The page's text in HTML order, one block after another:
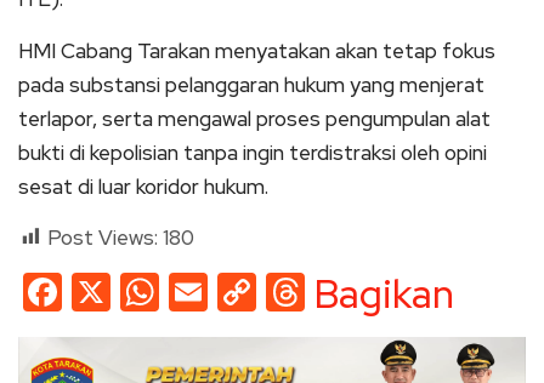
HMI Cabang Tarakan menyatakan akan tetap fokus
pada substansi pelanggaran hukum yang menjerat
terlapor, serta mengawal proses pengumpulan alat
bukti di kepolisian tanpa ingin terdistraksi oleh opini
sesat di luar koridor hukum.
Post Views: 180
Facebook
X WhatsApp
EmailCopy
Link
Threads
Bagikan